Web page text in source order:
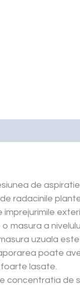
de
radacinile
masura a
uzuala este
poate
lasate.
concentratia de